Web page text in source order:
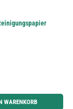
um die Anzahl zu
WARENKORB